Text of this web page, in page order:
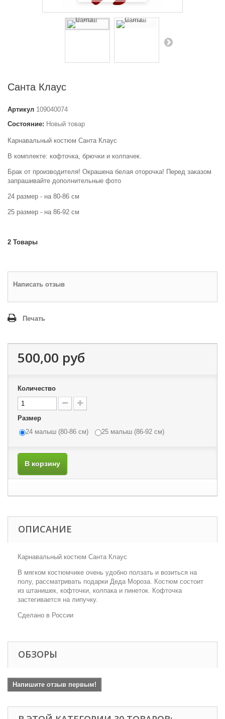
Санта Клаус
Артикул 109040074
Состояние: Новый товар
Карнавальный костюм Санта Клаус
В комплекте: кофточка, брючки и колпачек.
Брак от производителя! Окрашена белая оторочка! Перед заказом
запрашивайте дополнительные фото
24 размер - на 80-86 см
25 размер - на 86-92 см
2 Товары
Написать отзыв
Печать
500,00 руб
Количество
Размер
24 малыш (80-86 см)
25 малыш (86-92 см)
В корзину
ОПИСАНИЕ
Карнавальный костюм Санта Клаус
В мягком костюмчике очень удобно ползать и возиться на
полу, рассматривать подарки Деда Мороза. Костюм состоит
из штанишек, кофточки, колпака и пинеток. Кофточка
застегивается на липучку.
Сделано в России
ОБЗОРЫ
Напишите отзыв первым!